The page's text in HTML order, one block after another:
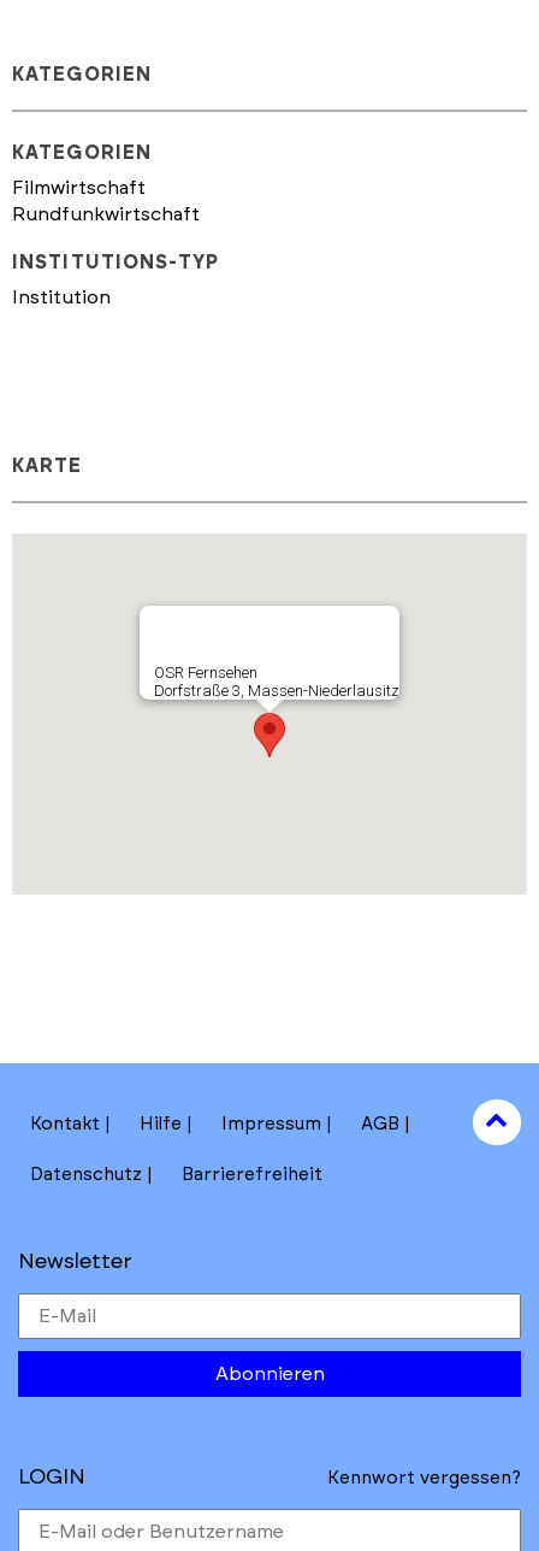
KATEGORIEN
KATEGORIEN
Filmwirtschaft
Rundfunkwirtschaft
INSTITUTIONS-TYP
Institution
KARTE
OSR Fernsehen
Dorfstraße 3, Massen-Niederlausitz
Kontakt Hilfe Impressum AGB
Datenschutz Barrierefreiheit
Newsletter
Abonnieren
to
top
LOGIN Kennwort vergessen?